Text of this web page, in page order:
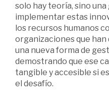
solo hay teoría, sino
implementar estas
los recursos humanos
organizaciones que han
una nueva forma de
demostrando que ese
tangible y accesible si
el desafío.